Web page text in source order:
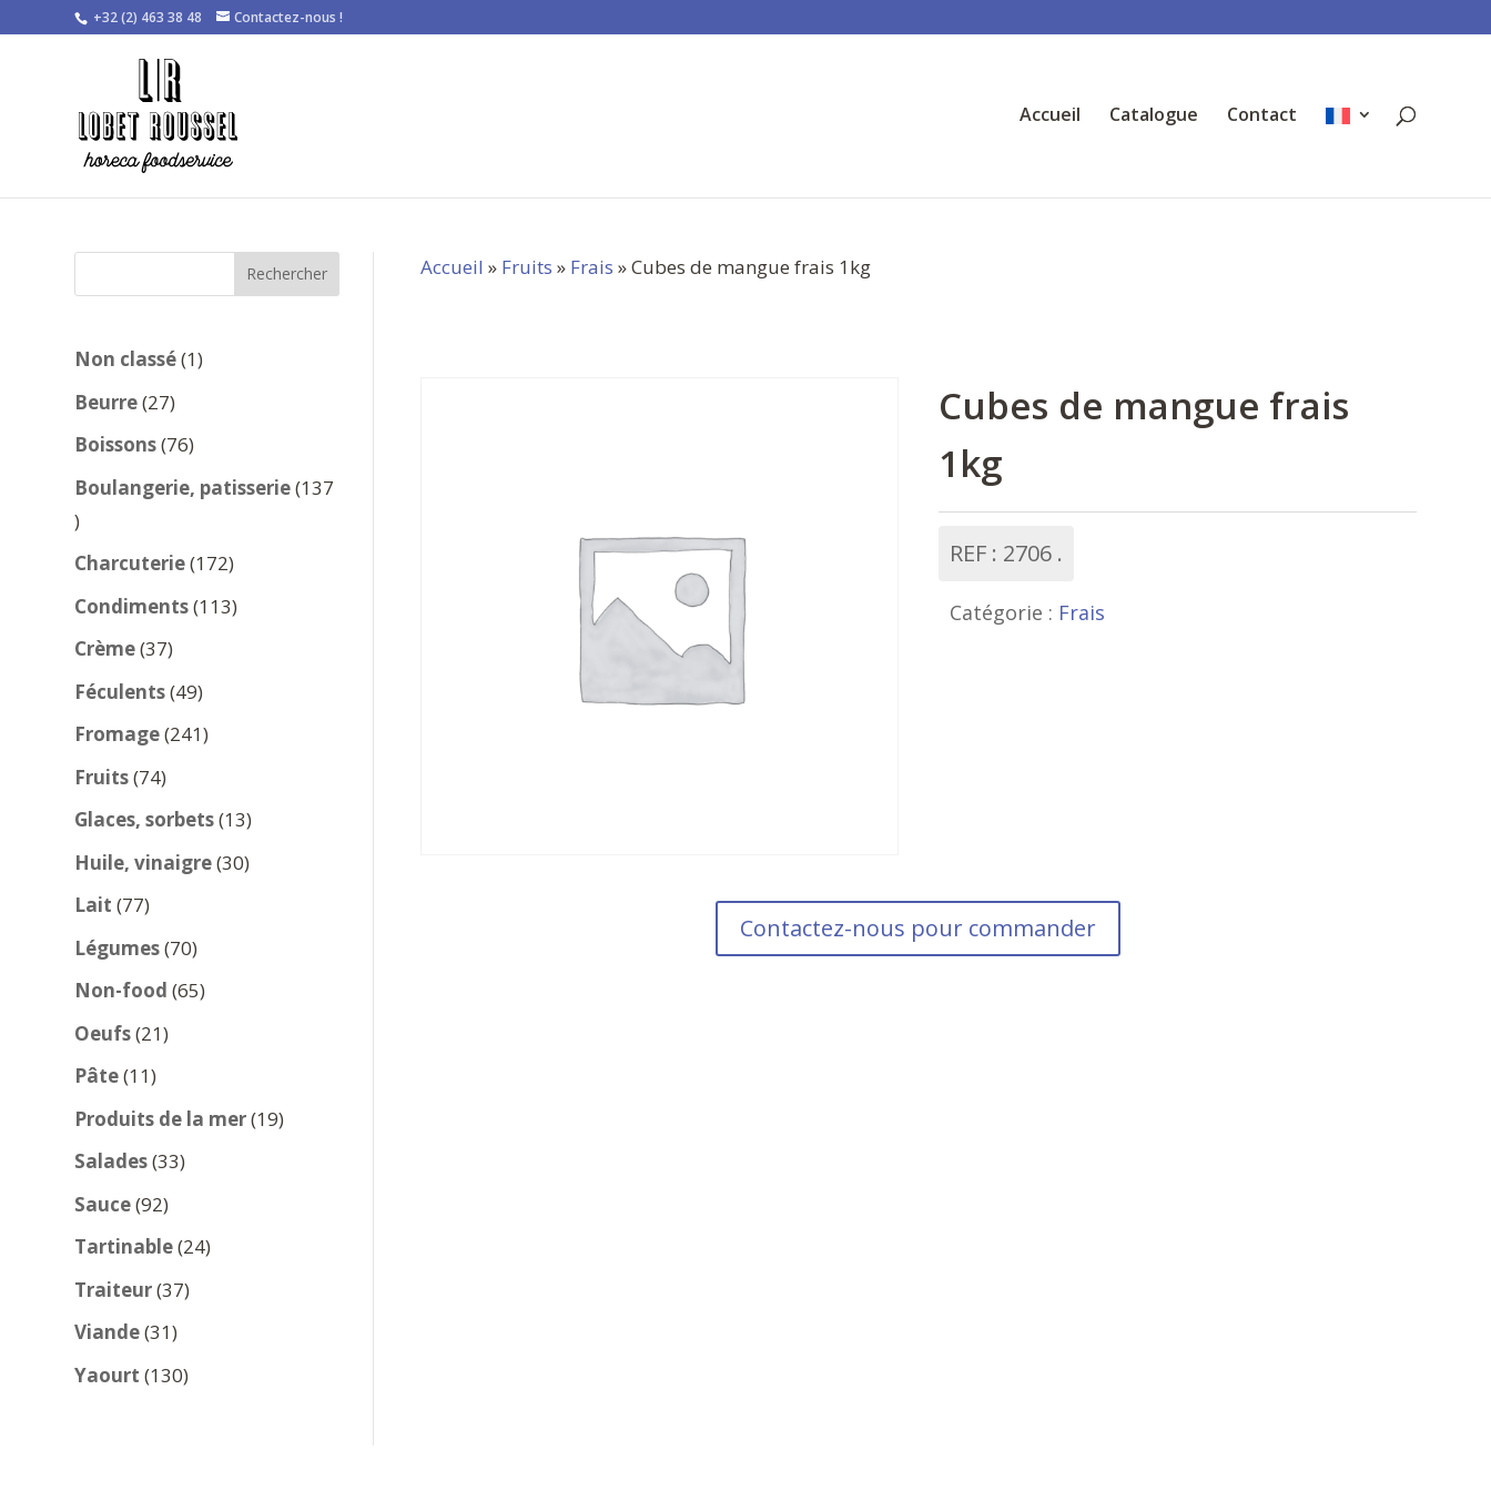
+32 (2) 463 38 48 Contactez-nous !
Accueil Catalogue Contact
Rechercher
Non classé 11
Beurre 2727
produits
Boissons 7676
produits
Boulangerie, patisserie 137
137
produits
Charcuterie 172172
produits
Condiments 113113
Crème 3737
produits
Féculents 4949
produits
Fromage 241241
Fruits 7474
produits
Glaces, sorbets 1313
produits
Huile, vinaigre 3030
Lait 7777
produits
Légumes 7070
produits
Non-food 6565
Oeufs 2121
Pâte 1111
produits
Produits de la mer 1919
Salades 3333
Sauce 9292
produits
Tartinable 2424
Traiteur 3737
Viande 3131
produits
Yaourt 130130
Accueil » Fruits » Frais » Cubes de mangue frais 1kg
Cubes de mangue frais
1kg
REF : 2706
Catégorie : Frais
Contactez-nous pour commander